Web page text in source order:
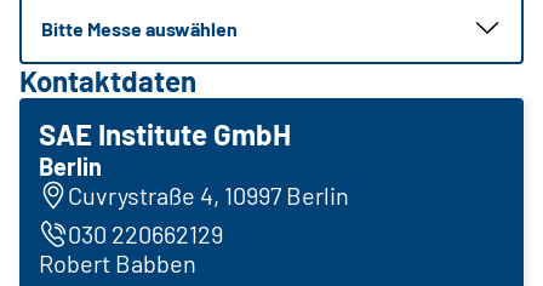
Bitte Messe auswählen
Kontaktdaten
SAE Institute GmbH
Berlin
Cuvrystraße 4, 10997 Berlin
030 220662129
Robert Babben